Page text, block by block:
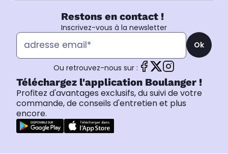
Restons en contact !
Inscrivez-vous à la newsletter
Ok
Ou retrouvez-nous sur :
Téléchargez l'application Boulanger !
Profitez d'avantages exclusifs, du suivi de votre
commande, de conseils d'entretien et plus
encore.